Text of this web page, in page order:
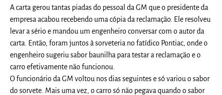
A carta gerou tantas piadas do pessoal da GM que o presidente da
empresa acabou recebendo uma cópia da reclamação. Ele resolveu
levar a sério e mandou um engenheiro conversar com o autor da
carta. Então, foram juntos à sorveteria no fatídico Pontiac, onde o
engenheiro sugeriu sabor baunilha para testar a reclamação e o
carro efetivamente não funcionou.
O funcionário da GM voltou nos dias seguintes e só variou o sabor
do sorvete. Mais uma vez, o carro só não pegava quando o sabor